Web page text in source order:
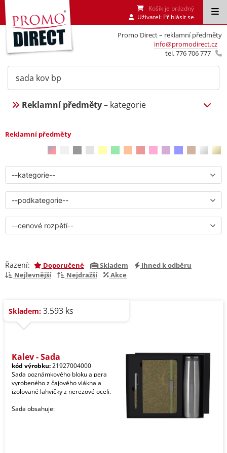
Promo Direct – reklamní předměty
info@promodirect.cz
tel. 776 706 777
Košík je prázdný
Uživatel: Přihlásit se
Reklamní předměty– kategorie
Reklamní předměty
Řazení: Doporučené Skladem
Ihned k odběru
Nejlevnější
Nejdražší Akce
Skladem: 3.593 ks
Kaley - Sada
kód výrobku:21927004000
Sada poznámkového bloku a pera
vyrobeného z čajového vlákna a
izolované lahvičky z nerezové oceli.
Sada obsahuje: